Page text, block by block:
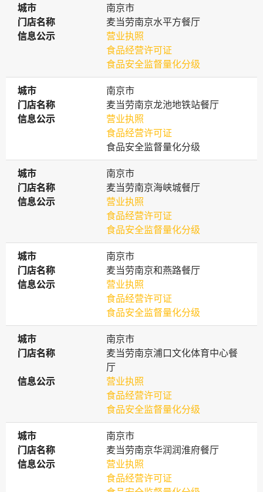
城市
城市
南京市
门店名称
门店名称
麦当劳南京水平方餐厅
信息公示
信息公示
营业执照
食品经营许可证
食品安全监督量化分级
城市
城市
南京市
门店名称
门店名称
麦当劳南京龙池地铁站餐厅
信息公示
信息公示
营业执照
食品经营许可证
食品安全监督量化分级
城市
城市
南京市
门店名称
门店名称
麦当劳南京海峡城餐厅
信息公示
信息公示
营业执照
食品经营许可证
食品安全监督量化分级
城市
城市
南京市
门店名称
门店名称
麦当劳南京和燕路餐厅
信息公示
信息公示
营业执照
食品经营许可证
食品安全监督量化分级
城市
城市
南京市
门店名称
门店名称
麦当劳南京浦口文化体育中心餐
厅
信息公示
信息公示
营业执照
食品经营许可证
食品安全监督量化分级
城市
城市
南京市
门店名称
门店名称
麦当劳南京华润润淮府餐厅
信息公示
信息公示
营业执照
食品经营许可证